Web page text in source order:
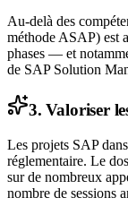
Au-delà des
méthode ASAP) est
phases — et
de SAP Solution
3. Valoriser
Les projets SAP
réglementaire. Le
sur de nombreux
nombre de sessions